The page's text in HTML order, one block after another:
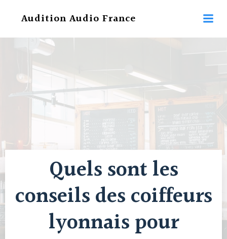
au
Audition Audio France
Quels sont les
conseils des coiffeurs
lyonnais pour